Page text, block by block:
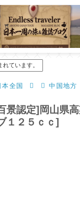
ています。
本全国 中国地方
景認定]岡山県
１２５ｃｃ]